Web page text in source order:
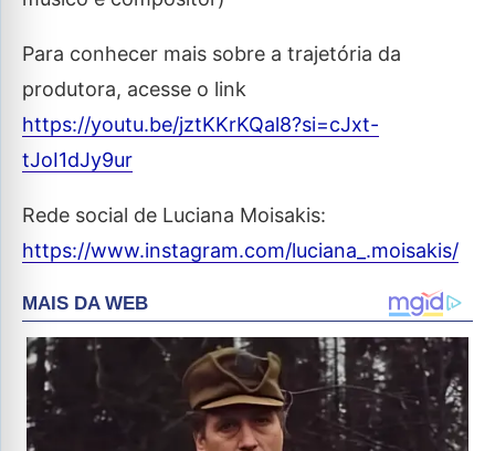
Para conhecer mais sobre a trajetória da
produtora, acesse o link
https://youtu.be/jztKKrKQal8?si=cJxt-
tJoI1dJy9ur
Rede social de Luciana Moisakis:
https://www.instagram.com/luciana_.moisakis/